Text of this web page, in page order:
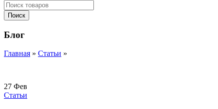
Поиск
Блог
Главная » Статьи »
27 Фев
Статьи